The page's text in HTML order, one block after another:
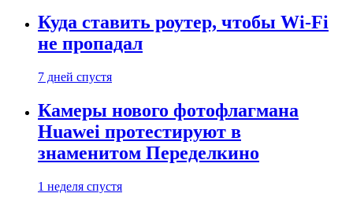
Куда ставить роутер, чтобы Wi-Fi
не пропадал
7 дней спустя
Камеры нового фотофлагмана
Huawei протестируют в
знаменитом Переделкино
1 неделя спустя